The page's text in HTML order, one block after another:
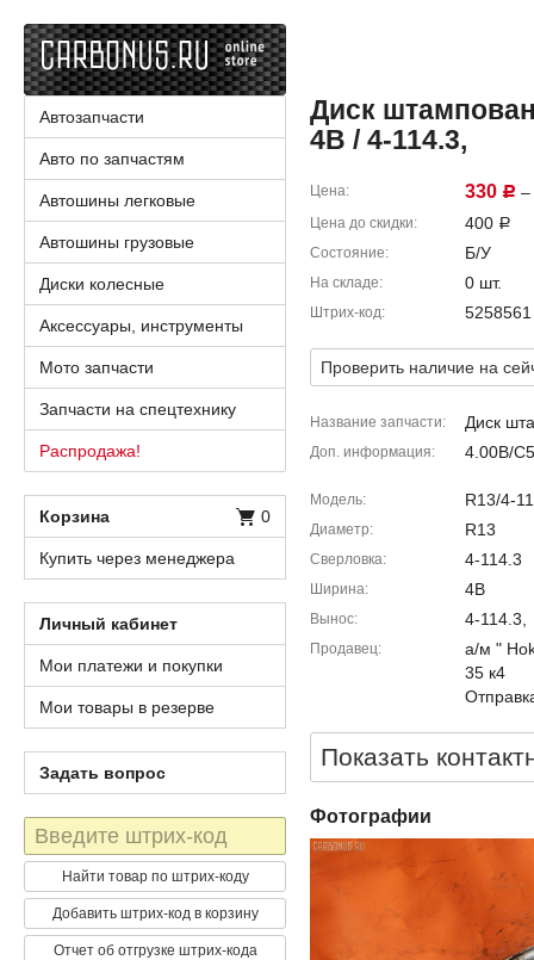
Диск
4B / 4-114.3,
Цена 330 Р –
Цена до скидки 400 Р
Состояние Б/У
На складе 0 шт.
Штрих-код 5258561
Проверить наличие на
Название запчасти Диск
Доп. информация 4.00B/
Модель R13/4-
Диаметр R13
Сверловка 4-114.3
Ширина 4B
Вынос 4-114.3,
Продавец
а/м "
35 к4
Показать
Фотографии
Автозапчасти
Авто по запчастям
Автошины легковые
Автошины грузовые
Диски колесные
Аксессуары, инструменты
Мото запчасти
Запчасти на спецтехнику
Распродажа!
Корзина 0
Купить через менеджера
Личный кабинет
Мои платежи и покупки
Мои товары в резерве
Задать вопрос
Штрих-
код
Найти товар по штрих-коду
Добавить штрих-код в корзину
Отчет об отгрузке штрих-кода